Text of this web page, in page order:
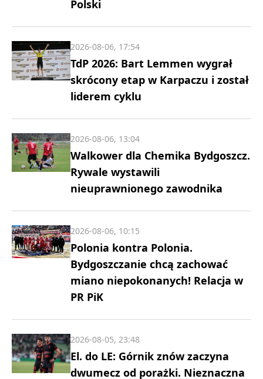
Polski
TdP 2026: Bart Lemmen wygrał
skrócony etap w Karpaczu i został
liderem cyklu
2026-08-06, 17:54
Walkower dla Chemika Bydgoszcz.
Rywale wystawili
nieuprawnionego zawodnika
2026-08-06, 13:04
Polonia kontra Polonia.
Bydgoszczanie chcą zachować
miano niepokonanych! Relacja w
PR PiK
2026-08-06, 10:15
El. do LE: Górnik znów zaczyna
dwumecz od porażki. Nieznaczna
2026-08-05, 23:48